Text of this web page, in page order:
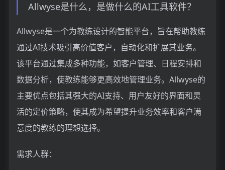
Allwyse是什么，是做什么的AI工具软件？
Allwyse是一个为教练设计的智能平台，旨在帮助教练
通过AI技术吸引高价值客户，自动化和扩展其业务。
该平台通过集成多种功能，如客户管理、日程安排和
数据分析，使教练能够更高效地管理业务。Allwyse的
主要优点包括其强大的AI支持、用户友好的界面和灵
活的定价策略，使其成为希望提升业务效率和客户满
意度的教练的理想选择。
需求人群：